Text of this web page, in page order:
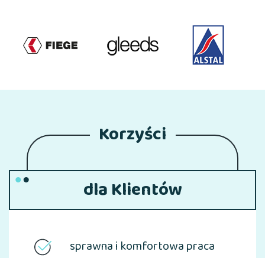
Korzyści
dla Klientów
sprawna i komfortowa praca